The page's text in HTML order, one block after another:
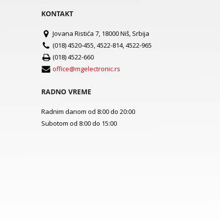
KONTAKT
Jovana Ristića 7, 18000 Niš, Srbija
(018) 4520-455, 4522-814, 4522-965
(018) 4522-660
office@mgelectronic.rs
RADNO VREME
Radnim danom od 8:00 do 20:00
Subotom od 8:00 do 15:00